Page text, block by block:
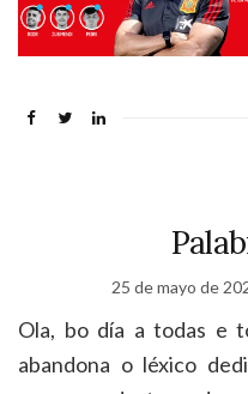
25 de mayo de
Ola, bo día a todas e
abandona o léxico